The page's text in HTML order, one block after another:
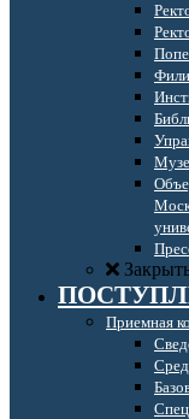
Приемная